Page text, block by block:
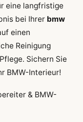
eine langfristige
bei Ihrer bmw
einen
Reinigung
Sichern Sie
BMW-Interieur!
& BMW-